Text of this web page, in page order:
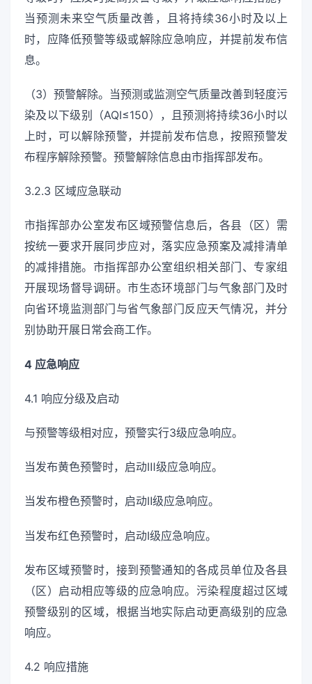
当预测未来空气质量改善，且将持续36小时及以上
时，应降低预警等级或解除应急响应，并提前发布信
息。
（3）预警解除。当预测或监测空气质量改善到轻度污
染及以下级别（AQI≤150），且预测将持续36小时以
上时，可以解除预警，并提前发布信息，按照预警发
布程序解除预警。预警解除信息由市指挥部发布。
3.2.3 区域应急联动
市指挥部办公室发布区域预警信息后，各县（区）需
按统一要求开展同步应对，落实应急预案及减排清单
的减排措施。市指挥部办公室组织相关部门、专家组
开展现场督导调研。市生态环境部门与气象部门及时
向省环境监测部门与省气象部门反应天气情况，并分
别协助开展日常会商工作。
4 应急响应
4.1 响应分级及启动
与预警等级相对应，预警实行3级应急响应。
当发布黄色预警时，启动Ⅲ级应急响应。
当发布橙色预警时，启动Ⅱ级应急响应。
当发布红色预警时，启动Ⅰ级应急响应。
发布区域预警时，接到预警通知的各成员单位及各县
（区）启动相应等级的应急响应。污染程度超过区域
预警级别的区域，根据当地实际启动更高级别的应急
响应。
4.2 响应措施